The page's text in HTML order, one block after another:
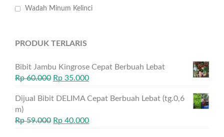
Wadah Minum Kelinci
PRODUK TERLARIS
Bibit Jambu Kingrose Cepat Berbuah Lebat
Rp60.000 Rp 35.000
Dijual Bibit DELIMA Cepat Berbuah Lebat (tg.0,6
m)
Rp59.000 Rp 40.000